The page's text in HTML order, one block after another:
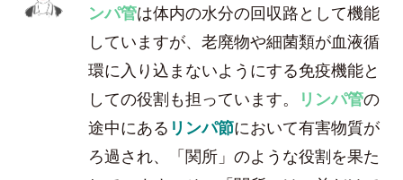
ンパ管は体内の水分の回収路として機能
していますが、老廃物や細菌類が血液循
環に入り込まないようにする免疫機能と
しての役割も担っています。
リンパ管の
途中にある リンパ節において有害物質が
ろ過され、「関所」のような役割を果た